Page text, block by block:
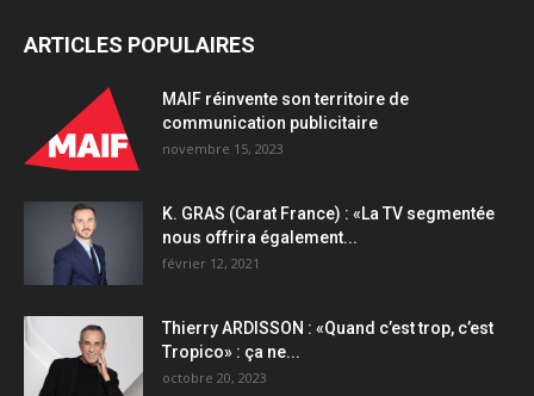
ARTICLES POPULAIRES
MAIF réinvente son territoire de
communication publicitaire
novembre 15, 2023
K. GRAS (Carat France) : «La TV segmentée
nous offrira également...
février 12, 2021
Thierry ARDISSON : «Quand c’est trop, c’est
Tropico» : ça ne...
octobre 20, 2023